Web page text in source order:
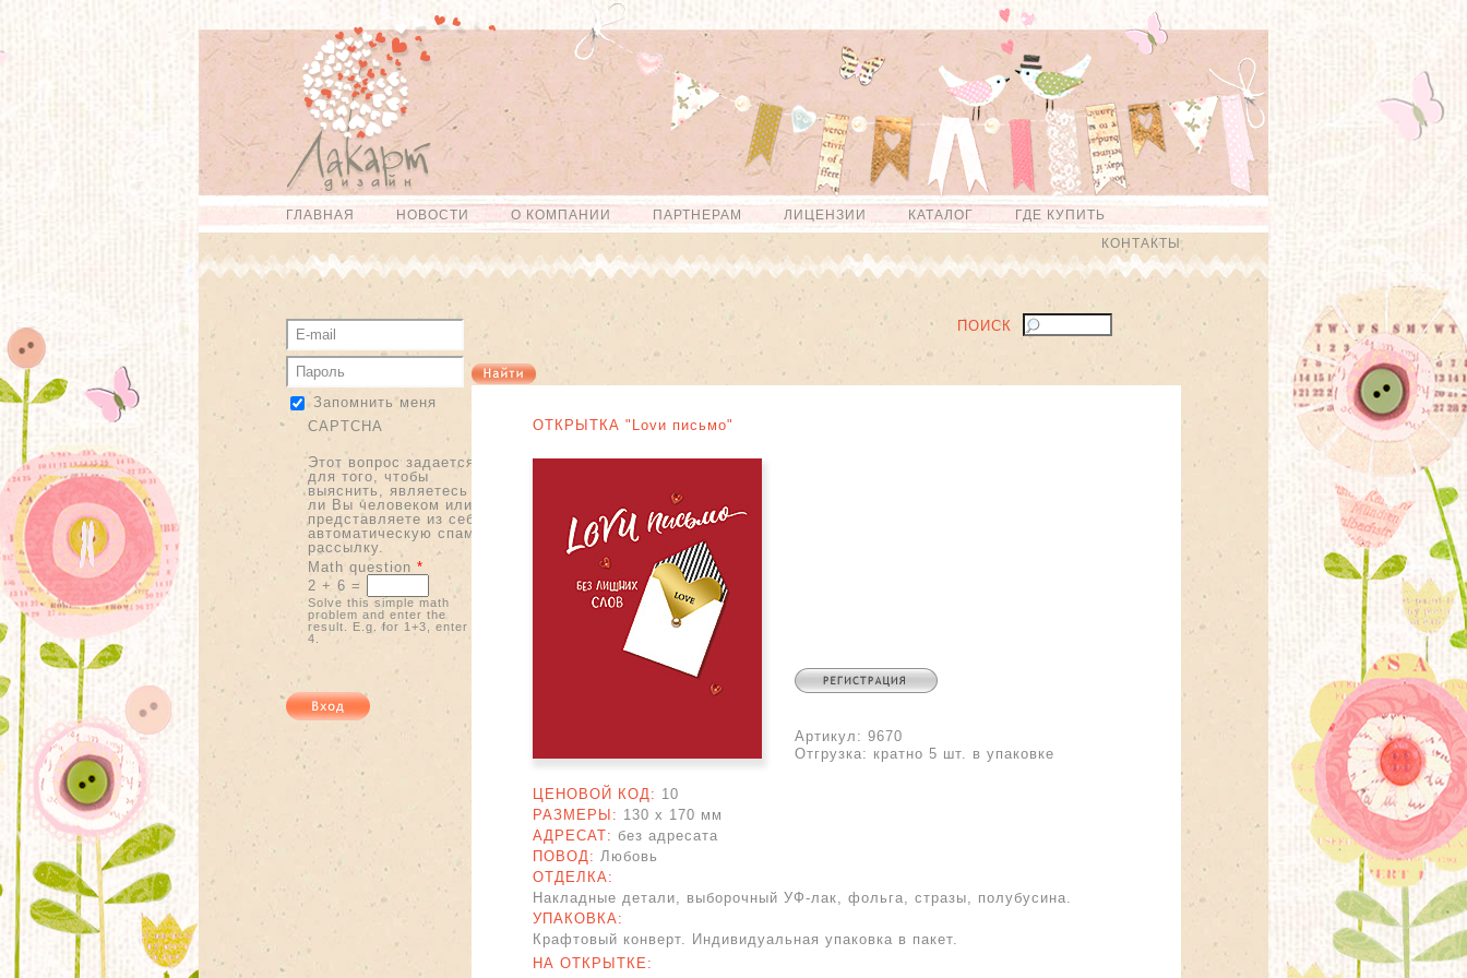
Перейти к
основному
содержанию
Skip to
navigation
Главное меню
ГЛАВНАЯ НОВОСТИ О КОМПАНИИ ПАРТНЕРАМ ЛИЦЕНЗИИ КАТАЛОГ
ГДЕ КУПИТЬ
КОНТАКТЫ
Запомнить меня
CAPTCHA
Этот вопрос задается
для того, чтобы
выяснить, являетесь
ли Вы человеком или
представляете из себя
автоматическую спам-
рассылку.
Math question *
2 + 6 =
Solve this simple math
problem and enter the
result. E.g. for 1+3, enter
4.
ПОИСК
ОТКРЫТКА "Lovи письмо"
Артикул: 9670
Отгрузка: кратно 5 шт. в упаковке
ЦЕНОВОЙ КОД: 10
РАЗМЕРЫ: 130 x 170 мм
АДРЕСАТ: без адресата
ПОВОД: Любовь
ОТДЕЛКА:
Накладные детали, выборочный УФ-лак, фольга, стразы, полубусина.
УПАКОВКА:
Крафтовый конверт. Индивидуальная упаковка в пакет.
НА ОТКРЫТКЕ: